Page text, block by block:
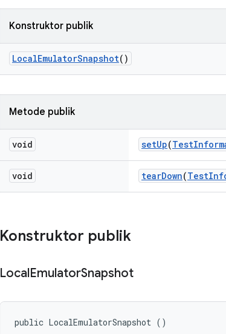
Konstruktor publik
LocalEmulatorSnapshot()
Metode publik
void setUp(Test
void tearDown(Test
Konstruktor publik
LocalEmulatorSnapshot
public LocalEmulatorSnapshot ()